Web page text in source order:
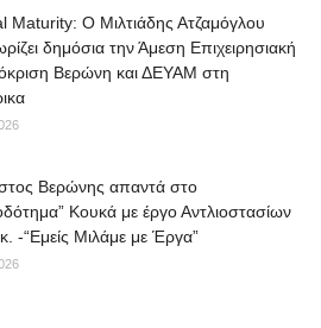
Maturity: Ο Μιλτιάδης Ατζαμόγλου
δημόσια την Άμεση Επιχειρησιακή
Βερώνη και ΔΕΥΑΜ στη
Βερώνης απαντά στο
Κουκά με έργο Αντλιοστασίων
-“Εμείς Μιλάμε με Έργα”